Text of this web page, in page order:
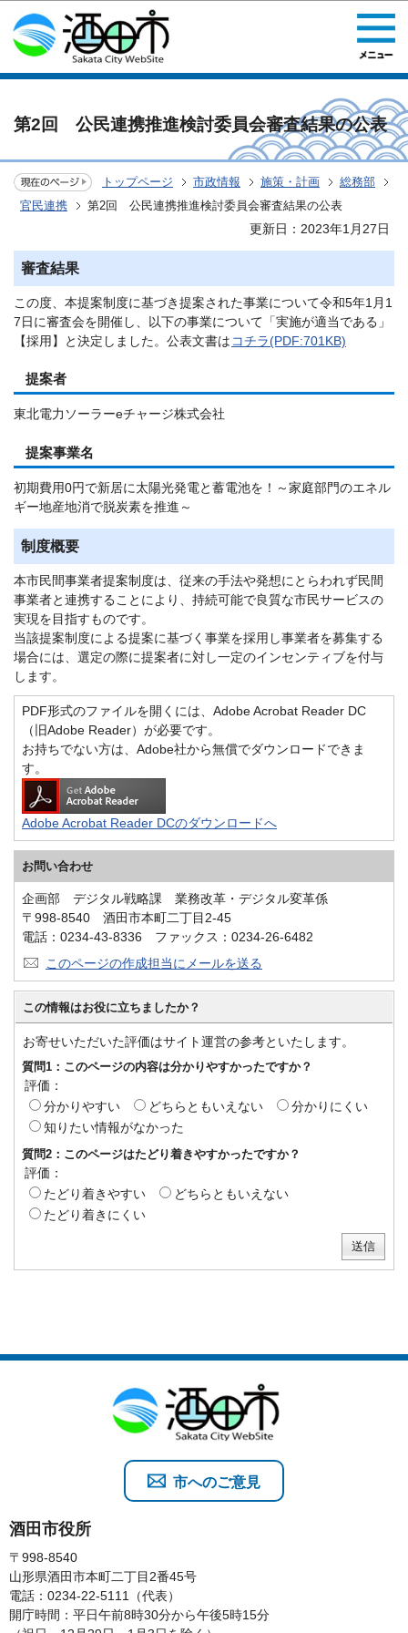
このページの本文へ移動
第2回 公民連携推進検討委員会審査結果の公表
トップページ 市政情報 施策・計画
総務部
官民連携
第2回 公民連携推進検討委員会審査結果の公表
更新日：2023年1月27日
審査結果
この度、本提案制度に基づき提案された事業について令和5年1月1
7日に審査会を開催し、以下の事業について「実施が適当である」
【採用】と決定しました。公表文書は コチラ(PDF:701KB)
提案者
東北電力ソーラーeチャージ株式会社
提案事業名
初期費用0円で新居に太陽光発電と蓄電池を！～家庭部門のエネル
ギー地産地消で脱炭素を推進～
制度概要
本市民間事業者提案制度は、従来の手法や発想にとらわれず民間
事業者と連携することにより、持続可能で良質な市民サービスの
実現を目指すものです。
当該提案制度による提案に基づく事業を採用し事業者を募集する
場合には、選定の際に提案者に対し一定のインセンティブを付与
します。
PDF形式のファイルを開くには、Adobe Acrobat Reader DC
（旧Adobe Reader）が必要です。
お持ちでない方は、Adobe社から無償でダウンロードできま
す。
Adobe Acrobat Reader DCのダウンロードへ
お問い合わせ
企画部 デジタル戦略課 業務改革・デジタル変革係
〒998-8540 酒田市本町二丁目2-45
電話：0234-43-8336 ファックス：0234-26-6482
このページの作成担当にメールを送る
この情報はお役に立ちましたか？
お寄せいただいた評価はサイト運営の参考といたします。
質問1：このページの内容は分かりやすかったですか？
評価：
分かりやすい
どちらともいえない
分かりにくい
知りたい情報がなかった
質問2：このページはたどり着きやすかったですか？
評価：
たどり着きやすい
どちらともいえない
たどり着きにくい
酒田市役所
〒998-8540
山形県酒田市本町二丁目2番45号
電話：0234-22-5111（代表）
開庁時間：平日午前8時30分から午後5時15分
市へのご意見